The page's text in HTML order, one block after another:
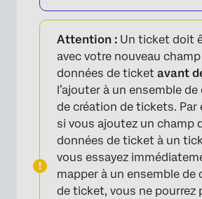
Attention : Un ticket doit
avec votre nouveau
données de ticket avant
l’ajouter à un ensemble
de création de tickets. Par
si vous ajoutez un champ
données de ticket à un
vous essayez
mapper à un ensemble de
de ticket, vous ne pourrez